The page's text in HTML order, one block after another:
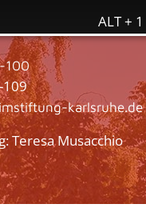
100
109
karlsruhe.de
Teresa Musacchio